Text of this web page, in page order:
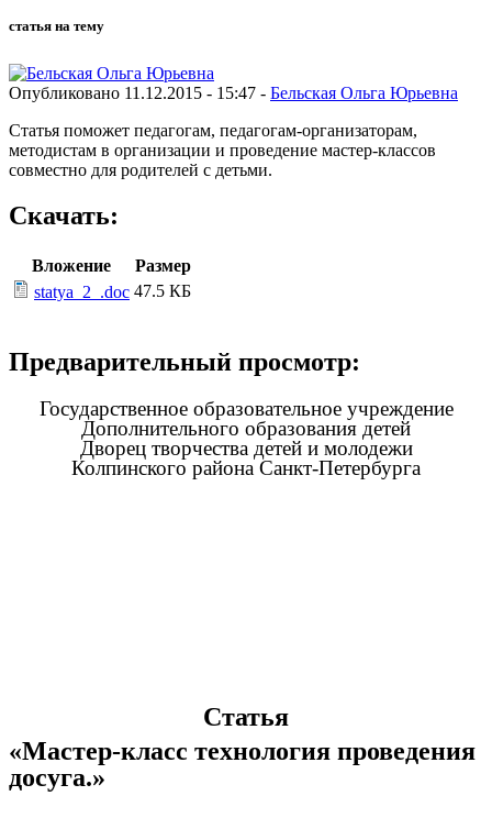
статья на тему
Опубликовано 11.12.2015 - 15:47 - Бельская Ольга Юрьевна
Статья поможет педагогам, педагогам-организаторам,
методистам в организации и проведение мастер-классов
совместно для родителей с детьми.
Скачать:
Вложение
Размер
statya_2_.doc 47.5 КБ
Предварительный просмотр:
Государственное образовательное учреждение
Дополнительного образования детей
Дворец творчества детей и молодежи
Колпинского района Санкт-Петербурга
Статья
«Мастер-класс технология проведения
досуга.»